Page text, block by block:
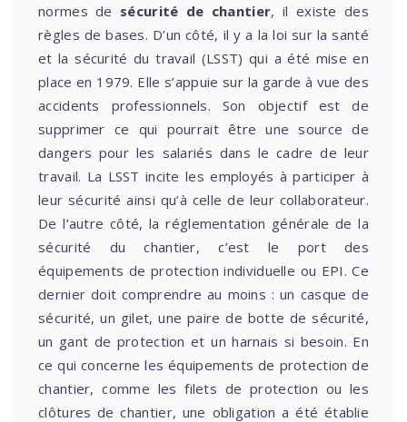
normes de sécurité de chantier, il existe des
règles de bases. D’un côté, il y a la loi sur la santé
et la sécurité du travail (LSST) qui a été mise en
place en 1979. Elle s’appuie sur la garde à vue des
accidents professionnels. Son objectif est de
supprimer ce qui pourrait être une source de
dangers pour les salariés dans le cadre de leur
travail. La LSST incite les employés à participer à
leur sécurité ainsi qu’à celle de leur collaborateur.
De l’autre côté, la réglementation générale de la
sécurité du chantier, c’est le port des
équipements de protection individuelle ou EPI. Ce
dernier doit comprendre au moins : un casque de
sécurité, un gilet, une paire de botte de sécurité,
un gant de protection et un harnais si besoin. En
ce qui concerne les équipements de protection de
chantier, comme les filets de protection ou les
clôtures de chantier, une obligation a été établie